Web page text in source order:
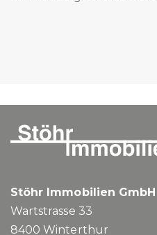
Stöhr Immobilien GmbH
Wartstrasse 33
8400Winterthur